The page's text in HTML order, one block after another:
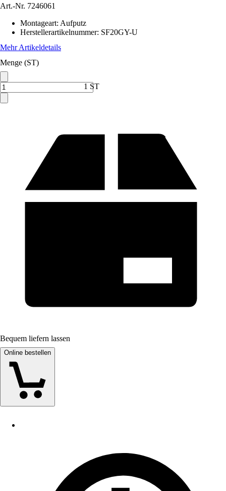
Art.-Nr. 7246061
Montageart: Aufputz
Herstellerartikelnummer: SF20GY-U
Mehr Artikeldetails
Menge (ST)
1 ST
Bequem liefern lassen
Online bestellen